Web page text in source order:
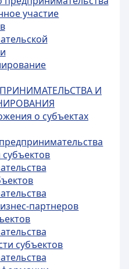
участие
И
о субъектах
партнеров
субъектов